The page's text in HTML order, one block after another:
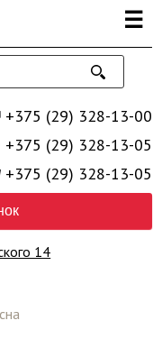
☰
+375 (29) 328-13-00
+375 (29) 328-13-05
+375 (29) 328-13-05
14